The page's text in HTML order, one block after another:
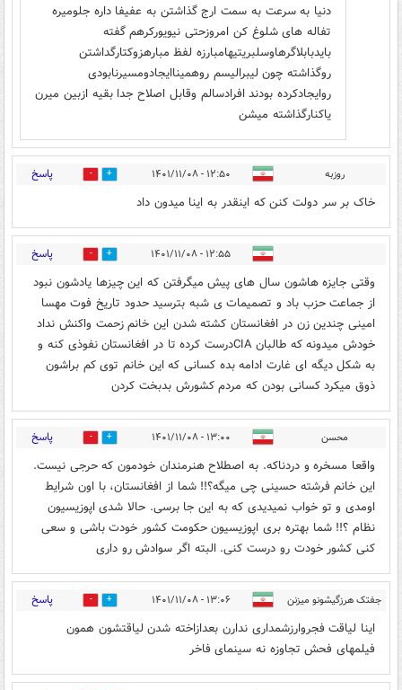
دنیا به سرعت به سمت ارج گذاشتن به عفیفا داره جلومیره
تفاله های شلوغ کن امروزحتی نیویورکرهم گفته
بایدبابلاگرهاوسلبریتیهامبارزه لفظ مبارهزوکتارگداشتن
روگذاشته چون لیبرالیسم روهمیناایجادومسیرنابودی
روایجادکرده بودند افرادسالم وقابل اصلاح جدا بقیه ازبین میرن
یاکنارگذاشته میشن
روزبه ۱۲:۵۰ - ۱۴۰۱/۱۱/۰۸ 47 پاسخ
خاک بر سر دولت کنن که اینقدر به اینا میدون داد
۱۲:۵۵ - ۱۴۰۱/۱۱/۰۸ 38 پاسخ
وقتی جایزه هاشون سال های پیش میگرفتن که این چیزها یادشون نبود
از جماعت حزب باد و تصمیمات ی شبه بترسید حدود تاریخ فوت مهسا
امینی چندین زن در افغانستان کشته شدن این خانم زحمت واکنش نداد
خودش میدونه که طالبان CIAدرست کرده تا در افغانستان نفوذی کنه و
به شکل دیگه ای غارت ادامه بده کسانی که این خانم توی کم براشون
ذوق میکرد کسانی بودن که مردم کشورش بدبخت کردن
محسن ۱۳:۰۰ - ۱۴۰۱/۱۱/۰۸ 1 پاسخ
واقعا مسخره و دردناکه. به اصطلاح هنرمندان خودمون که حرجی نیست.
این خانم فرشته حسینی چی میگه؟!! شما از افغانستان، با اون شرایط
اومدی و تو خواب نمیدیدی که به این جا برسی. حالا شدی اپوزیسیون
نظام ؟!! شما بهتره بری اپوزیسیون حکومت کشور خودت باشی و سعی
کنی کشور خودت رو درست کنی. البته اگر سوادش رو داری
جفتک هرزگیشونو میزنن ۱۳:۰۶ - ۱۴۰۱/۱۱/۰۸ 38 پاسخ
اینا لیاقت فجروارزشمداری ندارن بعدازاخته شدن لیاقتشون همون
فیلمهای فحش تجاوزه نه سینمای فاخر